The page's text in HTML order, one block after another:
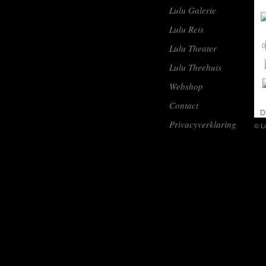
Lulu Galerie
Lulu Reis
Lulu Theater
Lulu Theehuis
Webshop
Contact
Privacyverklaring
0
©